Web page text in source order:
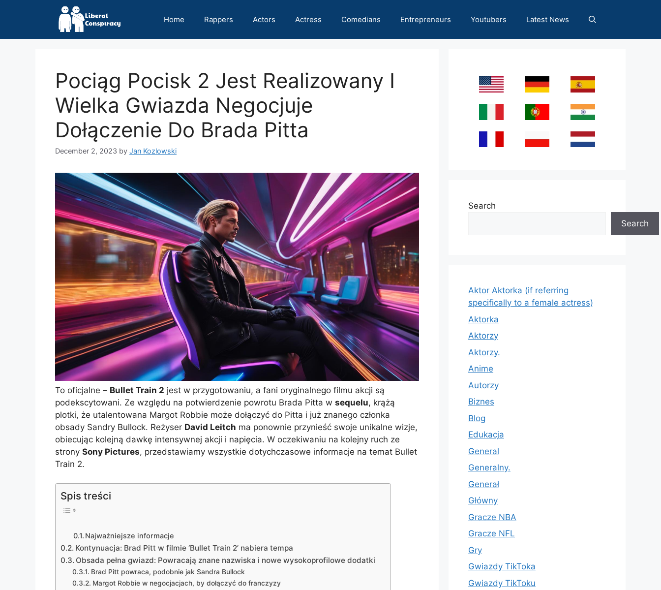
Home Rappers Actors Actress Comedians Entrepreneurs Youtubers Latest News
Pociąg Pocisk 2 Jest Realizowany I
Wielka Gwiazda Negocjuje
Dołączenie Do Brada Pitta
December 2, 2023 by Jan Kozlowski
To oficjalne – Bullet Train 2 jest w przygotowaniu, a fani oryginalnego filmu akcji są
podekscytowani. Ze względu na potwierdzenie powrotu Brada Pitta w sequelu, krążą
plotki, że utalentowana Margot Robbie może dołączyć do Pitta i już znanego członka
obsady Sandry Bullock. Reżyser David Leitch ma ponownie przynieść swoje unikalne wizje,
obiecując kolejną dawkę intensywnej akcji i napięcia. W oczekiwaniu na kolejny ruch ze
strony Sony Pictures, przedstawiamy wszystkie dotychczasowe informacje na temat Bullet
Train 2.
Spis treści
Najważniejsze informacje
Kontynuacja: Brad Pitt w filmie ‘Bullet Train 2’ nabiera tempa
Obsada pełna gwiazd: Powracają znane nazwiska i nowe wysokoprofilowe dodatki
Brad Pitt powraca, podobnie jak Sandra Bullock
Margot Robbie w negocjacjach, by dołączyć do franczyzy
Search
Search
Aktor Aktorka (if referring
specifically to a female actress)
Aktorka
Aktorzy
Aktorzy.
Anime
Autorzy
Biznes
Blog
Edukacja
General
Generalny.
Generał
Główny
Gracze NBA
Gracze NFL
Gry
Gwiazdy TikToka
Gwiazdy TikToku